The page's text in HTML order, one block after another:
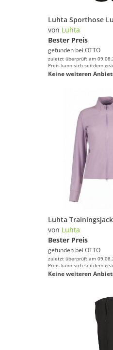
von Luhta
Bester Preis
gefunden bei OTTO
zuletzt überprüft am
Preis kann sich seitdem
Keine weiteren
von Luhta
Bester Preis
gefunden bei OTTO
zuletzt überprüft am
Preis kann sich seitdem
Keine weiteren